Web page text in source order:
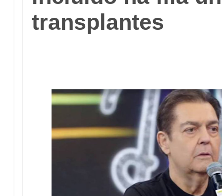
transplantes